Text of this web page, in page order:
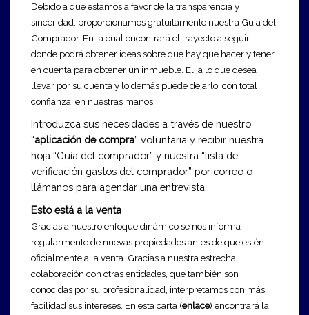
Debido a que estamos a favor de la transparencia y
sinceridad, proporcionamos gratuitamente nuestra Guía del
Comprador. En la cual encontrará el trayecto a seguir,
donde podrá obtener ideas sobre que hay que hacer y tener
en cuenta para obtener un inmueble. Elija lo que desea
llevar por su cuenta y lo demás puede dejarlo, con total
confianza, en nuestras manos.
Introduzca sus necesidades a través de nuestro
“aplicación de compra” voluntaria y recibir nuestra
hoja “Guía del comprador” y nuestra “lista de
verificación gastos del comprador” por correo o
llámanos para agendar una entrevista.
Esto está a la venta
Gracias a nuestro enfoque dinámico se nos informa
regularmente de nuevas propiedadesantes de que estén
oficialmente a la venta. Gracias a nuestra estrecha
colaboración con otras entidades, que también son
conocidas por su profesionalidad, interpretamos con más
facilidad sus intereses. En esta carta (enlace) encontrará la